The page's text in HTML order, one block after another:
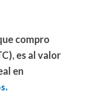
compro
es al valor
en